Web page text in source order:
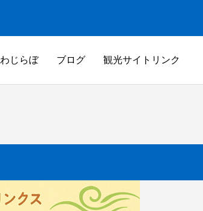
わじらぼ ブログ 観光サイトリンク